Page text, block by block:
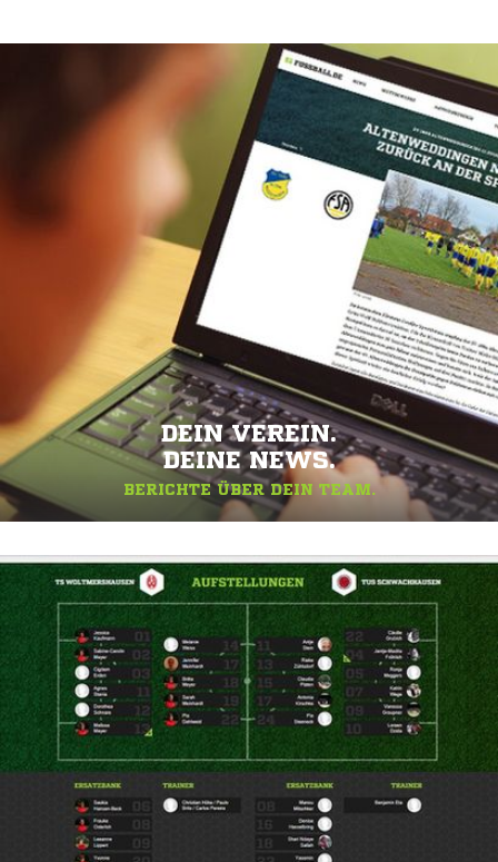
DEIN VEREIN.
DEINE NEWS.
BERICHTE ÜBER DEIN TEAM.